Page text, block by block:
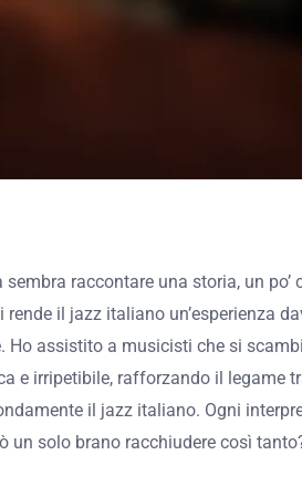
raccontare una storia, un
il jazz italiano un’esperienza
assistito a musicisti che si
e irripetibile, rafforzando il legame
il jazz italiano. Ogni
solo brano racchiudere così